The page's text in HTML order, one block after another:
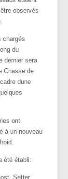
observés
chargés
du
dernier sera
Chasse de
dune
ont
à un nouveau
été établi:
Setter